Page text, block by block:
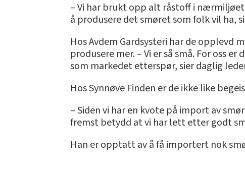
– Vi har brukt opp alt råstoff i
å produsere det smøret som folk vil ha,
Hos Avdem Gardsysteri har de opplevd
produsere mer. – Vi er så små. For oss
som markedet etterspør, sier daglig
Hos Synnøve Finden er de ikke like
– Siden vi har en kvote på import av
fremst betydd at vi har lett etter godt
Han er opptatt av å få importert nok